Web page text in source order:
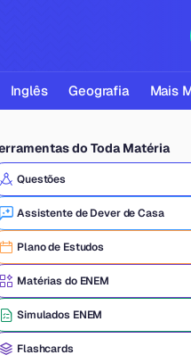
Inglês Geografia Mais
Química
Física
Filosofia
Literatura
do Toda Matéria
Questões
Assistente de Dever de Casa
Plano de Estudos
Matérias do ENEM
Simulados ENEM
Flashcards